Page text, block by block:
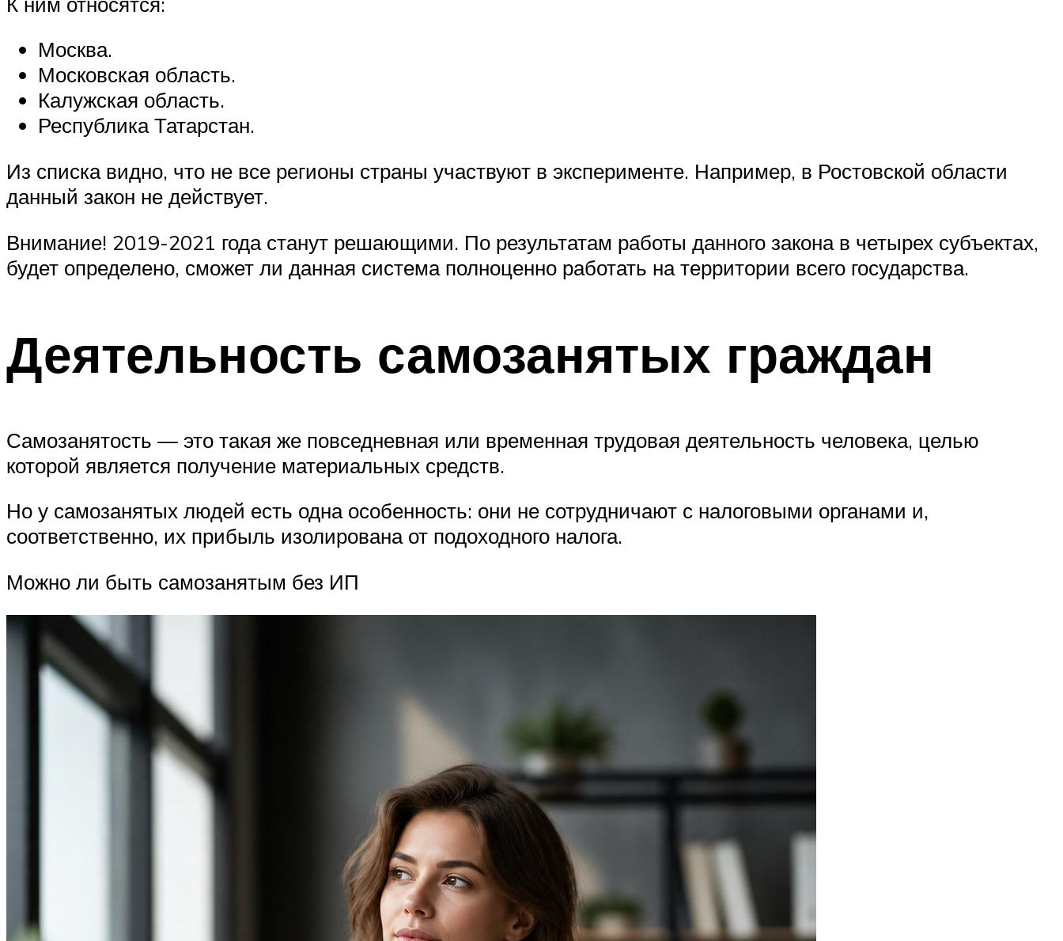
Москва.
Московская область.
Калужская область.
Республика Татарстан.
Из списка видно, что не все регионы страны участвуют в эксперименте. Например, в Ростовской области
данный закон не действует.
Внимание! 2019-2021 года станут решающими. По результатам работы данного закона в четырех субъектах,
будет определено, сможет ли данная система полноценно работать на территории всего государства.
Деятельность самозанятых граждан
Самозанятость — это такая же повседневная или временная трудовая деятельность человека, целью
которой является получение материальных средств.
Но у самозанятых людей есть одна особенность: они не сотрудничают с налоговыми органами и,
соответственно, их прибыль изолирована от подоходного налога.
Можно ли быть самозанятым без ИП